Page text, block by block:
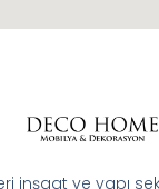
inşaat ve yapı